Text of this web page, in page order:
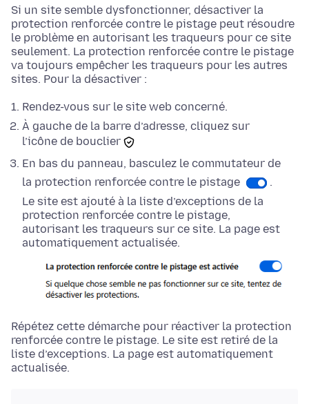
Si un site semble dysfonctionner, désactiver la
protection renforcée contre le pistage peut résoudre
le problème en autorisant les traqueurs pour ce site
seulement. La protection renforcée contre le pistage
va toujours empêcher les traqueurs pour les autres
sites. Pour la désactiver :
Rendez-vous sur le site web concerné.
À gauche de la barre d’adresse, cliquez sur
l’icône de bouclier
En bas du panneau, basculez le commutateur de
la protection renforcée contre le pistage
.
Le site est ajouté à la liste d’exceptions de la
protection renforcée contre le pistage,
autorisant les traqueurs sur ce site. La page est
automatiquement actualisée.
Répétez cette démarche pour réactiver la protection
renforcée contre le pistage. Le site est retiré de la
liste d’exceptions. La page est automatiquement
actualisée.